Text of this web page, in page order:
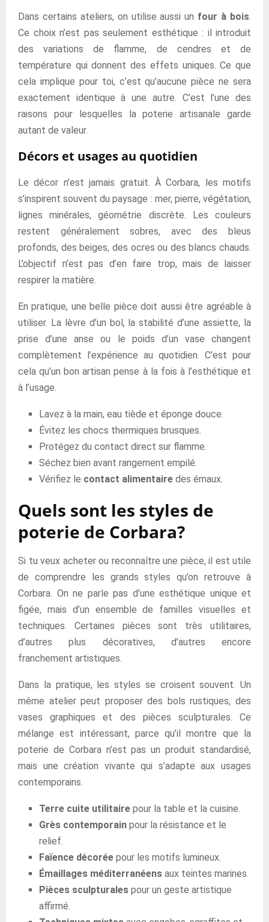
Dans certains ateliers, on utilise aussi un four à bois.
Ce choix n’est pas seulement esthétique : il introduit
des variations de flamme, de cendres et de
température qui donnent des effets uniques. Ce que
cela implique pour toi, c’est qu’aucune pièce ne sera
exactement identique à une autre. C’est l’une des
raisons pour lesquelles la poterie artisanale garde
autant de valeur.
Décors et usages au quotidien
Le décor n’est jamais gratuit. À Corbara, les motifs
s’inspirent souvent du paysage : mer, pierre, végétation,
lignes minérales, géométrie discrète. Les couleurs
restent généralement sobres, avec des bleus
profonds, des beiges, des ocres ou des blancs chauds.
L’objectif n’est pas d’en faire trop, mais de laisser
respirer la matière.
En pratique, une belle pièce doit aussi être agréable à
utiliser. La lèvre d’un bol, la stabilité d’une assiette, la
prise d’une anse ou le poids d’un vase changent
complètement l’expérience au quotidien. C’est pour
cela qu’un bon artisan pense à la fois à l’esthétique et
à l’usage.
Lavez à la main, eau tiède et éponge douce.
Évitez les chocs thermiques brusques.
Protégez du contact direct sur flamme.
Séchez bien avant rangement empilé.
Vérifiez le contact alimentaire des émaux.
Quels sont les styles de
poterie de Corbara?
Si tu veux acheter ou reconnaître une pièce, il est utile
de comprendre les grands styles qu’on retrouve à
Corbara. On ne parle pas d’une esthétique unique et
figée, mais d’un ensemble de familles visuelles et
techniques. Certaines pièces sont très utilitaires,
d’autres plus décoratives, d’autres encore
franchement artistiques.
Dans la pratique, les styles se croisent souvent. Un
même atelier peut proposer des bols rustiques, des
vases graphiques et des pièces sculpturales. Ce
mélange est intéressant, parce qu’il montre que la
poterie de Corbara n’est pas un produit standardisé,
mais une création vivante qui s’adapte aux usages
contemporains.
Terre cuite utilitaire pour la table et la cuisine.
Grès contemporain pour la résistance et le
relief.
Faïence décorée pour les motifs lumineux.
Émaillages méditerranéens aux teintes marines.
Pièces sculpturales pour un geste artistique
affirmé.